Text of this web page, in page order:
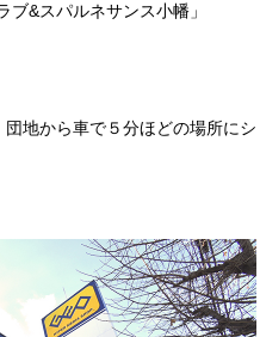
&スパルネサンス小幡」
地から車で５分ほどの場所にシ